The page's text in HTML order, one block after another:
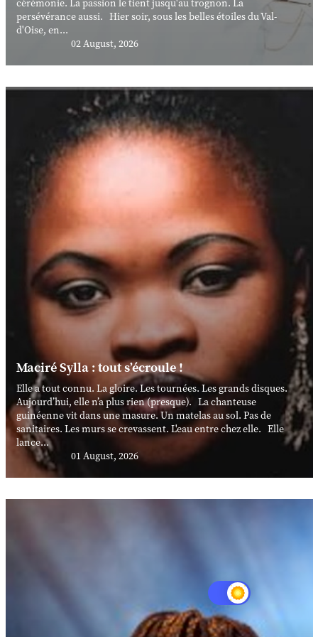
cérémonie. La passion le tient jusqu'au trognon. La
persévérance aussi. Hier soir, sous les belles étoiles du Val-
d'Oise, en...
02 August, 2026
Maciré Sylla : tout s’écroule !
Elle a tout connu. La gloire. Les tournées. Les grands disques.
Aujourd’hui, elle n’a plus rien (presque). La chanteuse
guinéenne vit dans une masure. Un matelas au sol. Pas de
sanitaires. Les murs se crevassent. L'eau entre chez elle. Elle
lance...
01 August, 2026